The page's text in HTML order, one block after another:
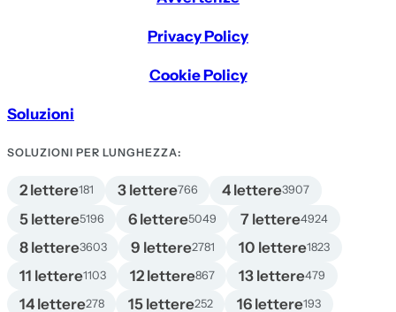
Privacy Policy
Cookie Policy
Soluzioni
SOLUZIONI PER LUNGHEZZA:
2 lettere181 3 lettere766 4 lettere3907
5 lettere5196 6 lettere5049 7 lettere4924
8 lettere3603 9 lettere2781 10 lettere1823
11 lettere1103 12 lettere867 13 lettere479
14 lettere278 15 lettere252 16 lettere193